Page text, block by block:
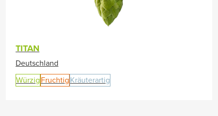
TITAN
Deutschland
Würzig Fruchtig Kräuterartig